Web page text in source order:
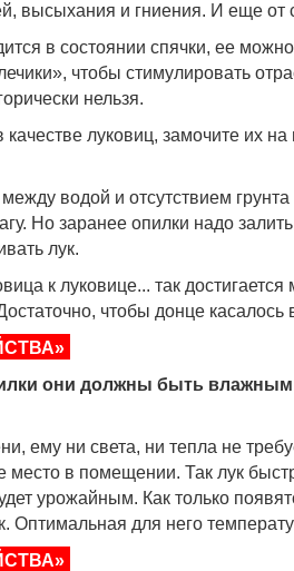
высыхания и гниения. И еще от
в состоянии спячки, ее
чтобы стимулировать
нельзя.
качестве луковиц, замочите их
водой и отсутствием
Но заранее опилки надо
лук.
к луковице... так
чтобы донце касалось
они должны быть
ему ни света, ни тепла не
место в помещении. Так лук
урожайным. Как только
Оптимальная для него